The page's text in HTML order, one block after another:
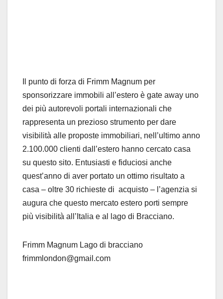
Il punto di forza di Frimm Magnum per
sponsorizzare immobili all’estero è gate away uno
dei più autorevoli portali internazionali che
rappresenta un prezioso strumento per dare
visibilità alle proposte immobiliari, nell’ultimo anno
2.100.000 clienti dall’estero hanno cercato casa
su questo sito. Entusiasti e fiduciosi anche
quest’anno di aver portato un ottimo risultato a
casa – oltre 30 richieste di acquisto – l’agenzia si
augura che questo mercato estero porti sempre
più visibilità all’Italia e al lago di Bracciano.
Frimm Magnum Lago di bracciano
frimmlondon@gmail.com